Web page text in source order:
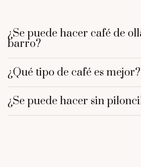
¿Se puede hacer café de
barro?
¿Qué tipo de café es mejor?
¿Se puede hacer sin